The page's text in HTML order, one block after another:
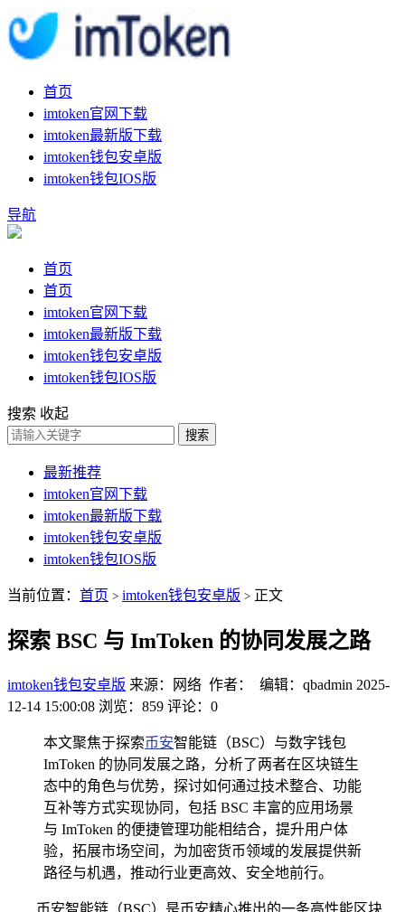
首页
imtoken官网下载
imtoken最新版下载
imtoken钱包安卓版
imtoken钱包IOS版
导航
首页
首页
imtoken官网下载
imtoken最新版下载
imtoken钱包安卓版
imtoken钱包IOS版
搜索 收起
搜索
最新推荐
imtoken官网下载
imtoken最新版下载
imtoken钱包安卓版
imtoken钱包IOS版
当前位置： 首页 > imtoken钱包安卓版 > 正文
探索 BSC 与 ImToken 的协同发展之路
imtoken钱包安卓版 来源：网络 作者： 编辑：qbadmin 2025-
12-14 15:00:08 浏览：859 评论：0
本文聚焦于探索币安智能链（BSC）与数字钱包
ImToken 的协同发展之路，分析了两者在区块链生
态中的角色与优势，探讨如何通过技术整合、功能
互补等方式实现协同，包括 BSC 丰富的应用场景
与 ImToken 的便捷管理功能相结合，提升用户体
验，拓展市场空间，为加密货币领域的发展提供新
路径与机遇，推动行业更高效、安全地前行。
币安智能链（BSC）是币安精心推出的一条高性能区块